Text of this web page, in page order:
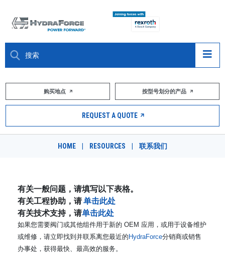
大约关于
市场
职业
DESIGN TOOLS
CONTACT
购买地点
购买地点 按型号划分的产品
REQUEST A QUOTE
HOME RESOURCES 联系我们
有关一般问题，请填写以下表格。
有关工程协助，请单击此处
有关技术支持，请单击此处
如果您需要阀门或其他组件用于新的 OEM 应用，或用于设备维护
或维修，请立即找到并联系离您最近的 HydraForce分销商或销售
办事处，获得最快、最高效的服务。